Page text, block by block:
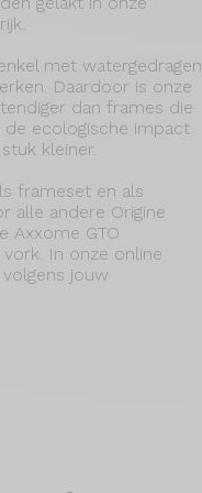
met watergedragen
Daardoor is onze
dan frames die
de ecologische impact
kleiner.
frameset en als
alle andere Origine
Axxome GTO
In onze online
jouw